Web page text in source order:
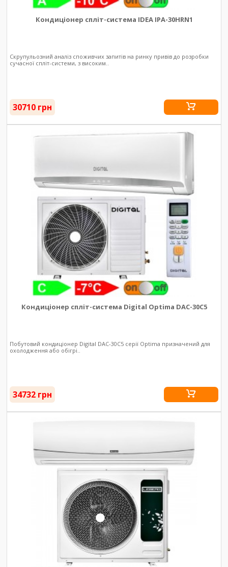
Кондиціонер спліт-система IDEA IPA-30HRN1
Скрупульозний аналіз споживчих запитів на ринку привів до розробки
сучасної спліт-системи, з високим..
30710 грн
Кондиціонер спліт-система Digital Optima DAC-30С5
Побутовий кондиціонер Digital DAC-30C5 серії Optima призначений для
охолодження або обігрі..
34732 грн